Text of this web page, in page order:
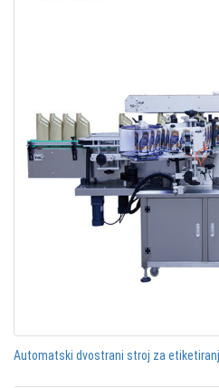
Automatski dvostrani stroj za